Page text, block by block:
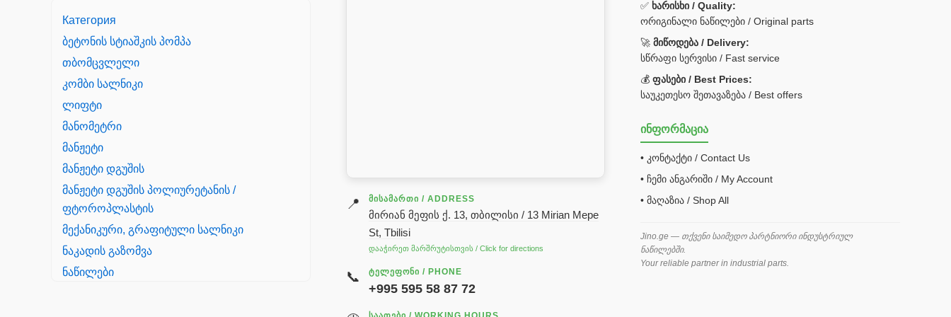
Категория
ბეტონის სტიაშკის პომპა
თბომცვლელი
კომბი სალნიკი
ლიფტი
მანომეტრი
მანჟეტი
მანჟეტი დგუშის
მანჟეტი დგუშის პოლიურეტანის /
ფტოროპლასტის
მექანიკური, გრაფიტული სალნიკი
ნაკადის გაზომვა
ნაწილები
📍 ᲛᲘᲡᲐᲛᲐᲠᲗᲘ / ADDRESS
მირიან მეფის ქ. 13, თბილისი / 13 Mirian Mepe
St, Tbilisi
დააჭირეთ მარშრუტისთვის / Click for directions
📞 ᲢᲔᲚᲔᲤᲝᲜᲘ / PHONE
+995 595 58 87 72
✅ ხარისხი / Quality:
ორიგინალი ნაწილები / Original parts
🚀მიწოდება / Delivery:
სწრაფი სერვისი / Fast service
💰ფასები / Best Prices:
საუკეთესო შეთავაზება / Best offers
ინფორმაცია
• კონტაქტი / Contact Us
• ჩემი ანგარიში / My Account
• მაღაზია / Shop All
Jino.ge — თქვენი საიმედო პარტნიორი ინდუსტრიულ
ნაწილებში.
Your reliable partner in industrial parts.